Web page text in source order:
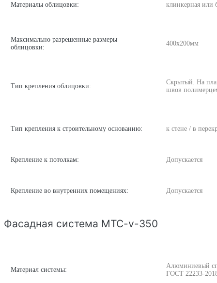
Материалы облицовки: клинкерная или
Максимально разрешенные размеры
облицовки:
400х200мм
Тип крепления облицовки:
Скрытый. На
швов
Тип крепления к строительному основанию: к стене / в
Крепление к потолкам: Допускается
Крепление во внутренних помещениях: Допускается
Фасадная система MTC-v-350
Материал системы:
Алюминиевый
ГОСТ 22233-